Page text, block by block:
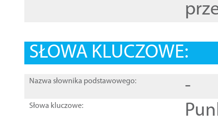
SŁOWA KLUCZOWE:
Nazwa słownika podstawowego: -
Słowa kluczowe: